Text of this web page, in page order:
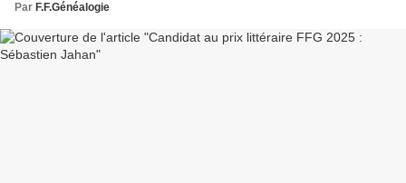
Par F.F.Généalogie